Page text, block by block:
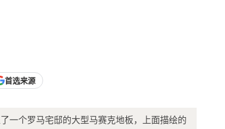
首选来源
一个罗马宅邸的大型马赛克地板，上面描绘的